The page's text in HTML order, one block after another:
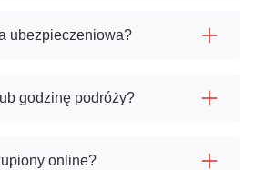
ubezpieczeniowa?
godzinę podróży?
online?